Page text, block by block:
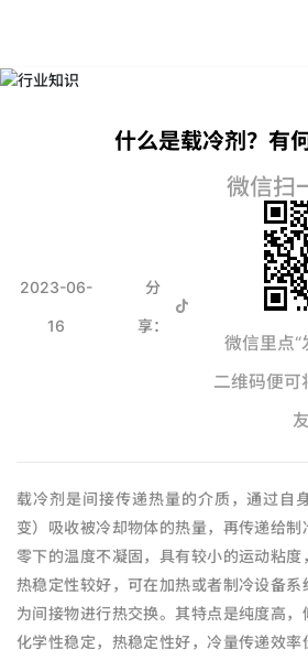
什么是载冷剂？有
2023-06-
16
分
享：
微信扫
微信里点“
二维码便可
载冷剂是间接传递热量的介质，通过自
变）吸收被冷却物体的热量，再传递给
零下的温度不凝固，具有较小的运动粘
热稳定性较好，可在加热或者制冷设备
为间接物进行热交换。其特点是纯度高，
化学性稳定，热稳定性好，冷量传递效